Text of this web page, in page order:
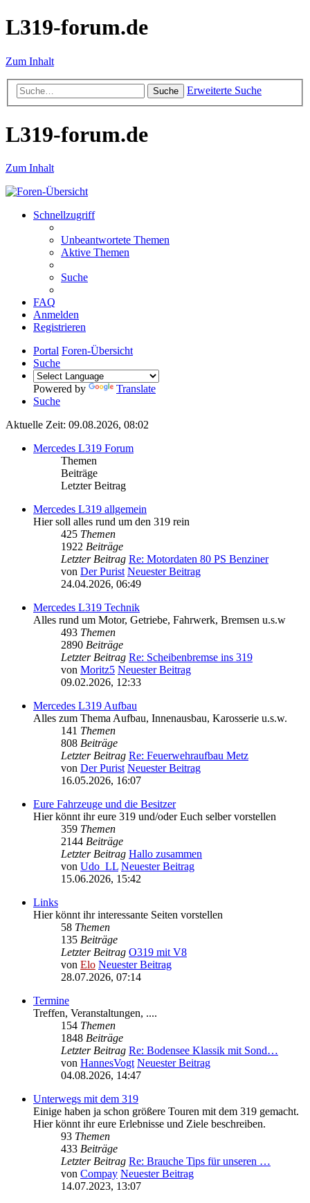
L319-forum.de
Zum Inhalt
Suche Erweiterte Suche
L319-forum.de
Zum Inhalt
Schnellzugriff
Unbeantwortete Themen
Aktive Themen
Suche
FAQ
Anmelden
Registrieren
Portal Foren-Übersicht
Suche
Powered by
Translate
Suche
Aktuelle Zeit: 09.08.2026, 08:02
Mercedes L319 Forum
Themen
Beiträge
Letzter Beitrag
Mercedes L319 allgemein
Hier soll alles rund um den 319 rein
425 Themen
1922 Beiträge
Letzter Beitrag Re: Motordaten 80 PS Benziner
von Der Purist Neuester Beitrag
24.04.2026, 06:49
Mercedes L319 Technik
Alles rund um Motor, Getriebe, Fahrwerk, Bremsen u.s.w
493 Themen
2890 Beiträge
Letzter Beitrag Re: Scheibenbremse ins 319
von Moritz5 Neuester Beitrag
09.02.2026, 12:33
Mercedes L319 Aufbau
Alles zum Thema Aufbau, Innenausbau, Karosserie u.s.w.
141 Themen
808 Beiträge
Letzter Beitrag Re: Feuerwehraufbau Metz
von Der Purist Neuester Beitrag
16.05.2026, 16:07
Eure Fahrzeuge und die Besitzer
Hier könnt ihr eure 319 und/oder Euch selber vorstellen
359 Themen
2144 Beiträge
Letzter Beitrag Hallo zusammen
von Udo_LL Neuester Beitrag
15.06.2026, 15:42
Links
Hier könnt ihr interessante Seiten vorstellen
58 Themen
135 Beiträge
Letzter Beitrag O319 mit V8
von Elo Neuester Beitrag
28.07.2026, 07:14
Termine
Treffen, Veranstaltungen, ....
154 Themen
1848 Beiträge
Letzter Beitrag Re: Bodensee Klassik mit Sond…
von HannesVogt Neuester Beitrag
04.08.2026, 14:47
Unterwegs mit dem 319
Einige haben ja schon größere Touren mit dem 319 gemacht.
Hier könnt ihr eure Erlebnisse und Ziele beschreiben.
93 Themen
433 Beiträge
Letzter Beitrag Re: Brauche Tips für unseren …
von Compay Neuester Beitrag
14.07.2023, 13:07